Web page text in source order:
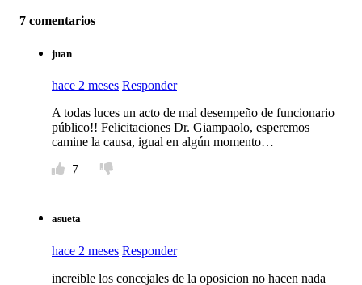
7 comentarios
juan
hace 2 meses Responder
A todas luces un acto de mal desempeño de funcionario
público!! Felicitaciones Dr. Giampaolo, esperemos
camine la causa, igual en algún momento…
7
asueta
hace 2 meses Responder
increible los concejales de la oposicion no hacen nada